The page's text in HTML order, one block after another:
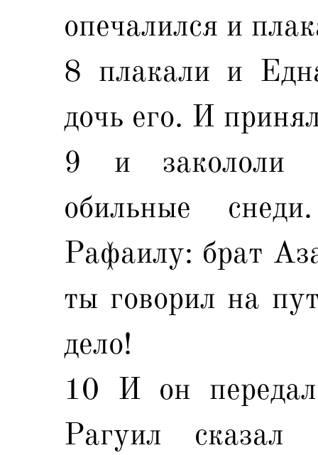
опечалился и
8 плакали и
дочь его. И
9 и закололи
обильные
Рафаилу: брат
ты говорил на
дело!
10 И он
Рагуил